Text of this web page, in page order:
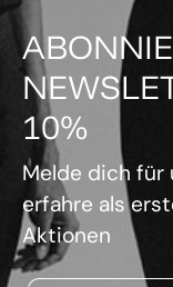
10%
Melde dich für
erfahre als
Aktionen